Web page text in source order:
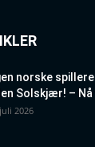
norske
Solskjær! – Nå
2026